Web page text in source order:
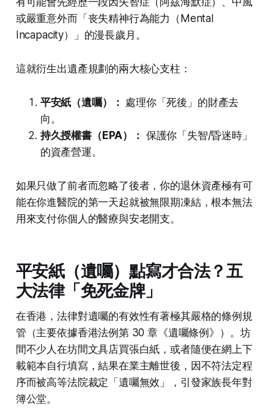
或嚴重意外而「丧失精神行為能力（Mental
Incapacity）」的漫長歲月。
這就衍生出遺產規劃的兩大核心支柱：
平安紙（遺囑）： 處理你「死後」的財產去
向。
持久授權書（EPA）： 保護你「失智/昏迷時」
的資產營運。
如果只做了前者而忽略了後者，你的退休資產極有可
能在你進醫院的第一天起就被無限期凍結，根本無法
用來支付你個人的醫療與安老開支。
平安紙（遺囑）點寫才合法？五
大法律「免死金牌」
在香港，法律對遺囑的有效性有著極其嚴格的條例規
管（主要依據香港法例第 30 章《遺囑條例》）。坊
間不少人在坊間文具店買張白紙，或者隨便在網上下
載範本自行填寫，結果在業主離世後，因不符法定程
序而被高等法院裁定「遺囑無效」，引發家族長年對
簿公堂。